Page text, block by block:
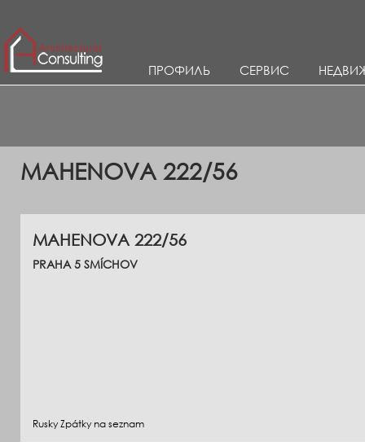
ПРОФИЛЬ СЕРВИС
MAHENOVA 222/56
MAHENOVA 222/56
PRAHA 5 SMÍCHOV
Rusky Zpátky na seznam